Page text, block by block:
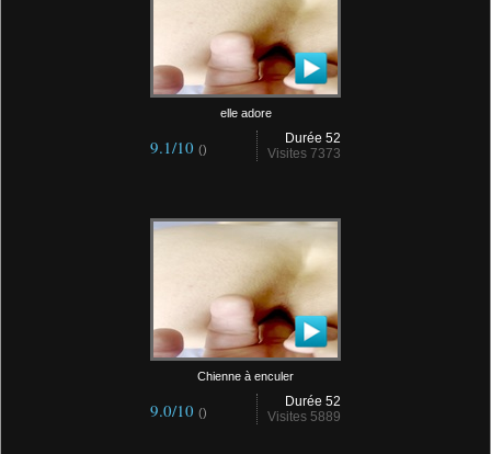
elle adore
Durée 52
Visites 7373
9.1/10 ()
Chienne à enculer
Durée 52
Visites 5889
9.0/10 ()